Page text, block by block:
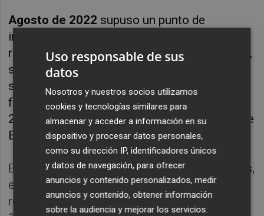
Agosto de 2022 supuso un punto de
inflexión, ya que en ese mes se produjo una
retirada de depósitos de unos 3.800 millones,
sin embargo ese año cerró con un saldo
superior al billón de euros, una cota que
finalmente volvió a conseguirse a cierre de
2023, según las cifras revisadas del Banco de
España.
En el caso de los depósitos de las empresas,
el volumen aumentó en marzo un 3,63 %
respecto a febrero, lo que supone sumar
Uso responsable de sus
datos
Nosotros y nuestros socios utilizamos
cookies y tecnologías similares para
almacenar y acceder a información en su
dispositivo y procesar datos personales,
como su dirección IP, identificadores únicos
y datos de navegación, para ofrecer
anuncios y contenido personalizados, medir
anuncios y contenido, obtener información
sobre la audiencia y mejorar los servicios.